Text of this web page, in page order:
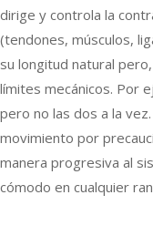
dirige y controla la
(tendones, músculos,
su longitud natural
límites mecánicos. Por
pero no las dos a la
movimiento por
manera progresiva al
cómodo en cualquier